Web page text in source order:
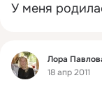
У меня
Фид
Лора
18 апр 2011